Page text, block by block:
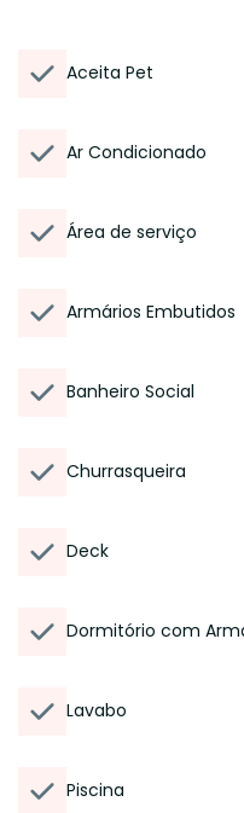
Aceita Pet
Ar Condicionado
Área de serviço
Armários Embutidos
Banheiro Social
Churrasqueira
Deck
Dormitório com
Lavabo
Piscina